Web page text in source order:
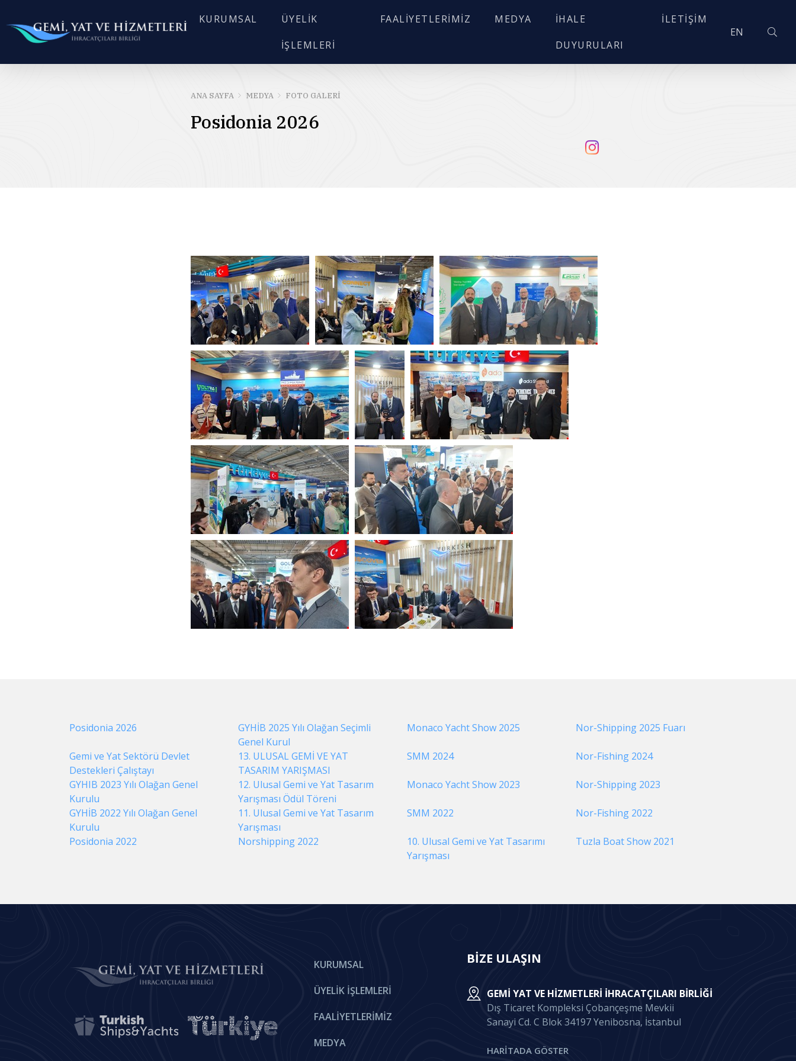
KURUMSAL
ÜYELIK
İŞLEMLERI
FAALIYETLERIMIZ MEDYA
İHALE
DUYURULARI
İLETIŞIM
EN
ANA SAYFA MEDYA FOTO GALERI
Posidonia 2026
Posidonia 2026
GYHİB 2025 Yılı Olağan Seçimli
Genel Kurul
Monaco Yacht Show 2025 Nor-Shipping 2025 Fuarı
Gemi ve Yat Sektörü Devlet
Destekleri Çalıştayı
13. ULUSAL GEMİ VE YAT
TASARIM YARIŞMASI
SMM 2024 Nor-Fishing 2024
GYHIB 2023 Yılı Olağan Genel
Kurulu
12. Ulusal Gemi ve Yat Tasarım
Yarışması Ödül Töreni
Monaco Yacht Show 2023 Nor-Shipping 2023
GYHİB 2022 Yılı Olağan Genel
Kurulu
11. Ulusal Gemi ve Yat Tasarım
Yarışması
SMM 2022 Nor-Fishing 2022
Posidonia 2022 Norshipping 2022
10. Ulusal Gemi ve Yat Tasarımı
Yarışması
Tuzla Boat Show 2021
KURUMSAL
ÜYELIK İŞLEMLERI
FAALIYETLERIMIZ
MEDYA
BİZE ULAŞIN
GEMI YAT VE HIZMETLERI İHRACATÇILARI BIRLIĞI
Dış Ticaret Kompleksi Çobançeşme Mevkii
Sanayi Cd. C Blok 34197 Yenibosna, İstanbul
HARİTADA GÖSTER